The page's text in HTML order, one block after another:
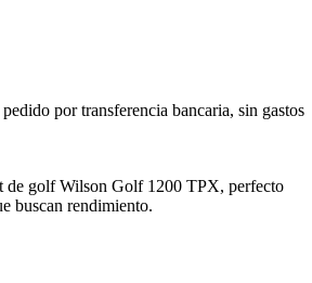
pedido por transferencia bancaria, sin gastos
de golf Wilson Golf 1200 TPX, perfecto
buscan rendimiento.